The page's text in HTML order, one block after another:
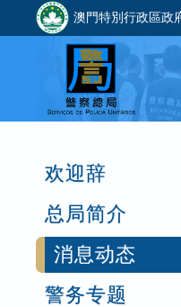
澳門特別行政區政
欢迎辞
总局简介
消息动态
警务专题